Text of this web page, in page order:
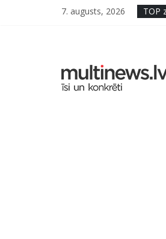
7. augusts, 2026 TOP